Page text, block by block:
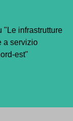
"Le infrastrutture
a servizio
est"